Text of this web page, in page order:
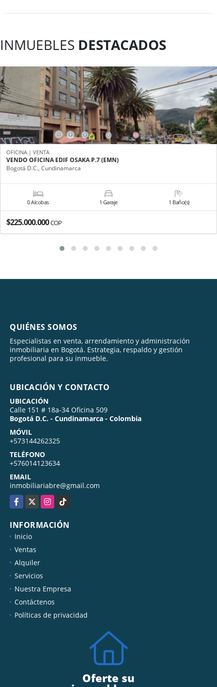
INMUEBLES DESTACADOS
OFICINA | VENTA
VENDO OFICINA EDIF OSAKA P.7 (EMN)
Bogotá D.C., Cundinamarca
0 Alcobas 1 Garaje 1 Baño(s)
$225.000.000COP
QUIÉNES SOMOS
Especialistas en venta, arrendamiento y administración
inmobiliaria en Bogotá. Estrategia, respaldo y gestión
profesional para su inmueble.
UBICACIÓN Y CONTACTO
UBICACIÓN
Calle 151 # 18a-34 Oficina 509
Bogotá D.C. - Cundinamarca - Colombia
MÓVIL
+573144262325
TELÉFONO
+576014123634
EMAIL
inmobiliariabre@gmail.com
INFORMACIÓN
Inicio
Ventas
Alquiler
Servicios
Nuestra Empresa
Contáctenos